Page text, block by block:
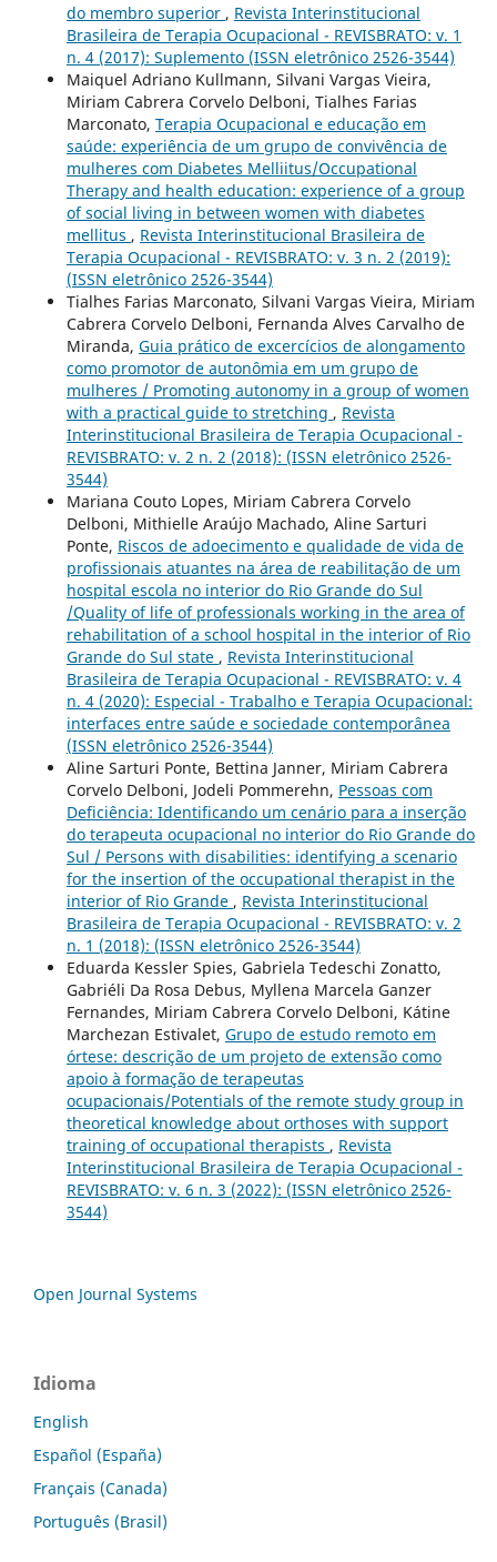
do membro superior , Revista Interinstitucional
Brasileira de Terapia Ocupacional - REVISBRATO: v. 1
n. 4 (2017): Suplemento (ISSN eletrônico 2526-3544)
Maiquel Adriano Kullmann, Silvani Vargas Vieira,
Miriam Cabrera Corvelo Delboni, Tialhes Farias
Marconato, Terapia Ocupacional e educação em
saúde: experiência de um grupo de convivência de
mulheres com Diabetes Melliitus/Occupational
Therapy and health education: experience of a group
of social living in between women with diabetes
mellitus , Revista Interinstitucional Brasileira de
Terapia Ocupacional - REVISBRATO: v. 3 n. 2 (2019):
(ISSN eletrônico 2526-3544)
Tialhes Farias Marconato, Silvani Vargas Vieira, Miriam
Cabrera Corvelo Delboni, Fernanda Alves Carvalho de
Miranda, Guia prático de excercícios de alongamento
como promotor de autonômia em um grupo de
mulheres / Promoting autonomy in a group of women
with a practical guide to stretching , Revista
Interinstitucional Brasileira de Terapia Ocupacional -
REVISBRATO: v. 2 n. 2 (2018): (ISSN eletrônico 2526-
3544)
Mariana Couto Lopes, Miriam Cabrera Corvelo
Delboni, Mithielle Araújo Machado, Aline Sarturi
Ponte, Riscos de adoecimento e qualidade de vida de
profissionais atuantes na área de reabilitação de um
hospital escola no interior do Rio Grande do Sul
/Quality of life of professionals working in the area of
rehabilitation of a school hospital in the interior of Rio
Grande do Sul state , Revista Interinstitucional
Brasileira de Terapia Ocupacional - REVISBRATO: v. 4
n. 4 (2020): Especial - Trabalho e Terapia Ocupacional:
interfaces entre saúde e sociedade contemporânea
(ISSN eletrônico 2526-3544)
Aline Sarturi Ponte, Bettina Janner, Miriam Cabrera
Corvelo Delboni, Jodeli Pommerehn, Pessoas com
Deficiência: Identificando um cenário para a inserção
do terapeuta ocupacional no interior do Rio Grande do
Sul / Persons with disabilities: identifying a scenario
for the insertion of the occupational therapist in the
interior of Rio Grande , Revista Interinstitucional
Brasileira de Terapia Ocupacional - REVISBRATO: v. 2
n. 1 (2018): (ISSN eletrônico 2526-3544)
Eduarda Kessler Spies, Gabriela Tedeschi Zonatto,
Gabriéli Da Rosa Debus, Myllena Marcela Ganzer
Fernandes, Miriam Cabrera Corvelo Delboni, Kátine
Marchezan Estivalet, Grupo de estudo remoto em
órtese: descrição de um projeto de extensão como
apoio à formação de terapeutas
ocupacionais/Potentials of the remote study group in
theoretical knowledge about orthoses with support
training of occupational therapists , Revista
Interinstitucional Brasileira de Terapia Ocupacional -
REVISBRATO: v. 6 n. 3 (2022): (ISSN eletrônico 2526-
3544)
Open Journal Systems
Idioma
English
Español (España)
Français (Canada)
Português (Brasil)